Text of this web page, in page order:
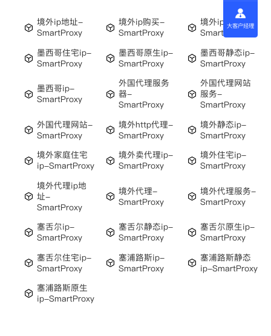
境外ip地址-
SmartProxy
境外ip购买-
SmartProxy
境外ip-
SmartProxy
墨西哥住宅ip-
SmartProxy
墨西哥原生ip-
SmartProxy
墨西哥静态ip-
SmartProxy
墨西哥ip-
SmartProxy
外国代理服务
器-
SmartProxy
外国代理网站
服务-
SmartProxy
外国代理网站-
SmartProxy
境外http代理-
SmartProxy
境外静态ip-
SmartProxy
境外家庭住宅
ip-SmartProxy
境外卖代理ip-
SmartProxy
境外住宅ip-
SmartProxy
境外代理ip地
址-
SmartProxy
境外代理-
SmartProxy
境外代理服务-
SmartProxy
塞舌尔ip-
SmartProxy
塞舌尔静态ip-
SmartProxy
塞舌尔原生ip-
SmartProxy
塞舌尔住宅ip-
SmartProxy
塞浦路斯ip-
SmartProxy
塞浦路斯静态
ip-SmartProxy
塞浦路斯原生
ip-SmartProxy
大客户经理